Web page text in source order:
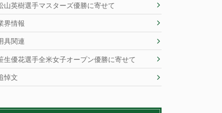
山英樹選手マスターズ優勝に寄せて
界情報
具関連
生優花選手全米女子オープン優勝に寄せて
悼文